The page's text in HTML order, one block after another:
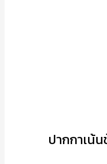
ปากกาเน้